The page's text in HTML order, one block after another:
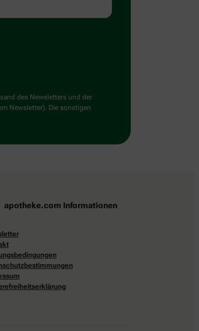
des Newsletters und der
Newsletter). Die sonstigen
apotheke.com Informationen